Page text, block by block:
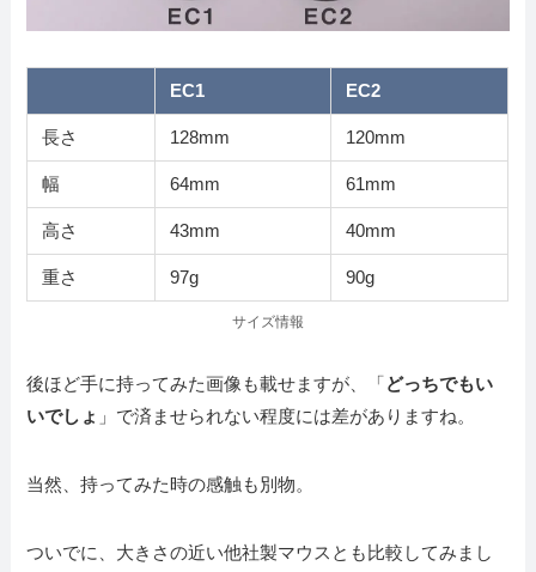
EC1 EC2
長さ 128mm 120mm
幅 64mm 61mm
高さ 43mm 40mm
重さ 97g 90g
サイズ情報
後ほど手に持ってみた画像も載せますが、「どっちでもい
いでしょ 」で済ませられない程度には差がありますね。
当然、持ってみた時の感触も別物。
ついでに、大きさの近い他社製マウスとも比較してみまし